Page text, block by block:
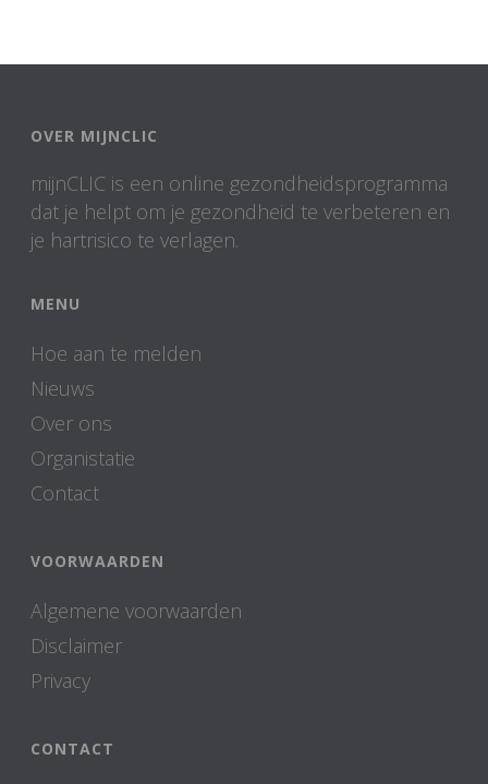
OVER MIJNCLIC
mijnCLIC is een online gezondheidsprogramma
dat je helpt om je gezondheid te verbeteren en
je hartrisico te verlagen.
MENU
Hoe aan te melden
Nieuws
Over ons
Organistatie
Contact
VOORWAARDEN
Algemene voorwaarden
Disclaimer
Privacy
CONTACT